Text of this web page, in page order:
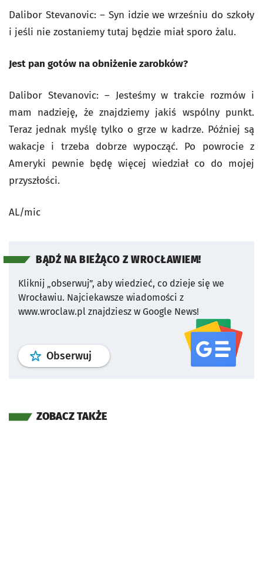
Dalibor Stevanovic: – Syn idzie we wrześniu do szkoły
i jeśli nie zostaniemy tutaj będzie miał sporo żalu.
Jest pan gotów na obniżenie zarobków?
Dalibor Stevanovic: – Jesteśmy w trakcie rozmów i
mam nadzieję, że znajdziemy jakiś wspólny punkt.
Teraz jednak myślę tylko o grze w kadrze. Później są
wakacje i trzeba dobrze wypocząć. Po powrocie z
Ameryki pewnie będę więcej wiedział co do mojej
przyszłości.
AL/mic
BĄDŹ NA BIEŻĄCO Z WROCŁAWIEM!
Kliknij „obserwuj”, aby wiedzieć, co dzieje się we
Wrocławiu. Najciekawsze wiadomości z
www.wroclaw.pl znajdziesz w Google News!
Obserwuj profil serwisu
ZOBACZ TAKŻE